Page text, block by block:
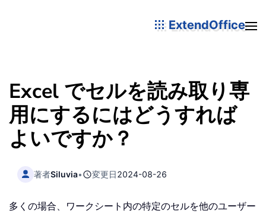
ExtendOffice
Excel でセルを読み取り専
用にするにはどうすれば
よいですか？
著者Siluvia• 変更日2024-08-26
多くの場合、ワークシート内の特定のセルを他のユーザー